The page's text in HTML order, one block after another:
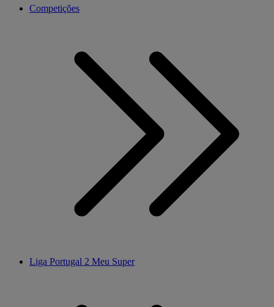
Competições
Liga Portugal 2 Meu Super